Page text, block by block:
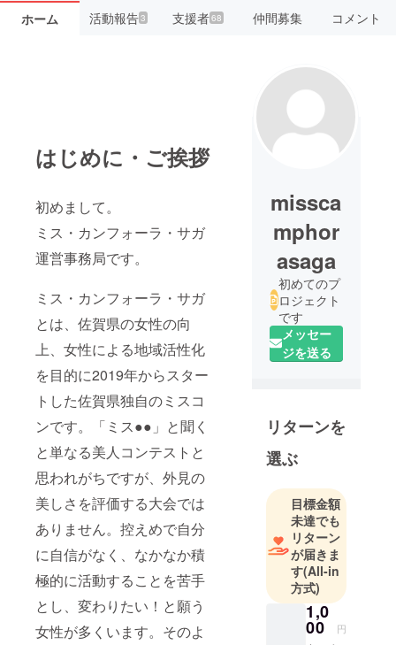
ホーム 活動報告3 支援者68 仲間募集 コメント
はじめに・ご挨拶
初めまして。
ミス・カンフォーラ・サガ
運営事務局です。
ミス・カンフォーラ・サガ
とは、佐賀県の女性の向
上、女性による地域活性化
を目的に2019年からスター
トした佐賀県独自のミスコ
ンです。「ミス●●」と聞く
と単なる美人コンテストと
思われがちですが、外見の
美しさを評価する大会では
ありません。控えめで自分
に自信がなく、なかなか積
極的に活動することを苦手
とし、変わりたい！と願う
女性が多くいます。そのよ
missca
mphor
asaga
初めてのプ
ロジェクト
です
メッセー
ジを送る
リターンを
選ぶ
目標金額
未達でも
リターン
が届きま
す(All-in
方式)
1,0
00 円